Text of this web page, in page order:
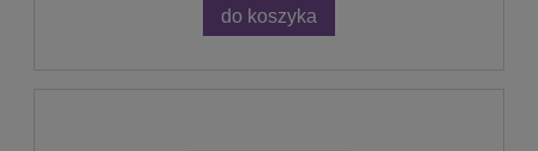
do koszyka